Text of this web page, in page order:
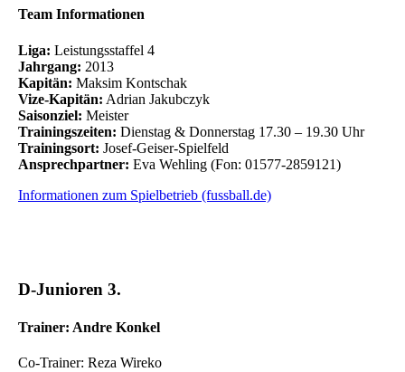
Team Informationen
Liga: Leistungsstaffel 4
Jahrgang: 2013
Kapitän: Maksim Kontschak
Vize-Kapitän: Adrian Jakubczyk
Saisonziel: Meister
Trainingszeiten: Dienstag & Donnerstag 17.30 – 19.30 Uhr
Trainingsort: Josef-Geiser-Spielfeld
Ansprechpartner: Eva Wehling (Fon: 01577-2859121)
Informationen zum Spielbetrieb (fussball.de)
D-Junioren 3.
Trainer: Andre Konkel
Co-Trainer: Reza Wireko